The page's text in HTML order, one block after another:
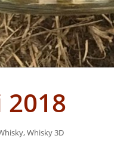
2018
,Whisky 3D